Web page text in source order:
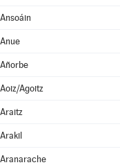
Ansoáin
Anue
Añorbe
Aoiz/Agoitz
Araitz
Arakil
Aranarache